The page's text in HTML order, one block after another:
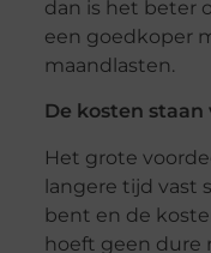
dan is het beter
een goedkoper
maandlasten.
De kosten staan
Het grote
langere tijd vast
bent en de
hoeft geen dure